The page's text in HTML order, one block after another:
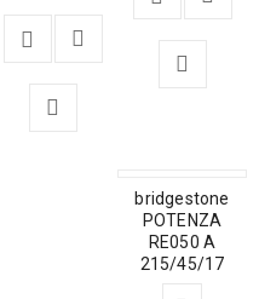
bridgestone
POTENZA
RE050 A
215/45/17